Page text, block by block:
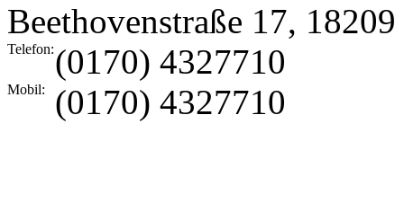
Beethovenstraße 17, 18209
Telefon:(0170) 4327710
Mobil: (0170) 4327710